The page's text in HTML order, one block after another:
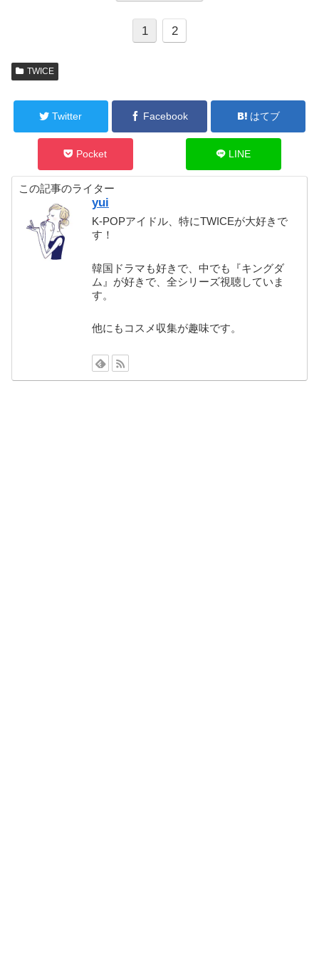
1 2
TWICE
Twitter Facebook はてブ
Pocket LINE
この記事のライター
yui
K-POPアイドル、特にTWICEが大好きで
す！
韓国ドラマも好きで、中でも『キングダ
ム』が好きで、全シリーズ視聴していま
す。
他にもコスメ収集が趣味です。